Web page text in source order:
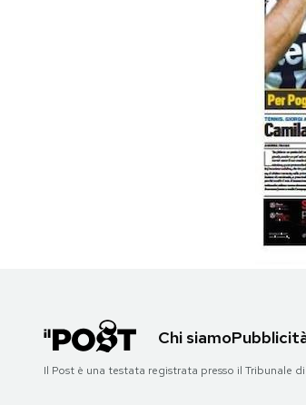
AREA PERSONALE
Area Personale
Chi siamo
Il Post è una testata registrata presso il Tribunale